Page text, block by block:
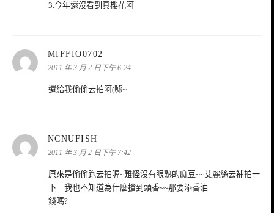
3.今年還沒看到真櫻花阿
MIFFIO0702
示:
2011 年 3 月 2 日下午 6:24
還給我偷偷去拍阿(噓~
NCNUFISH
示:
2011 年 3 月 2 日下午 7:42
原來是偷偷跑去拍喔~難怪沒有眼熟的麻豆~~艾麗絲去補拍一
下…我也不知道為什麼搶到頭香~~那要添香油
錢嗎?